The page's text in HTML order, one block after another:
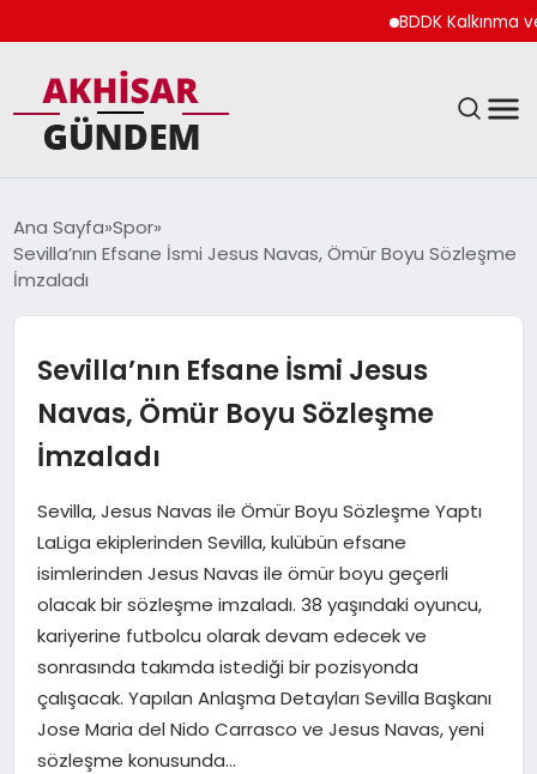
BDDK Kalkınma ve
DÜNYA
TEKNOLOJI
YAŞAM
Ana Sayfa Spor
Sevilla’nın Efsane İsmi Jesus Navas, Ömür Boyu Sözleşme
İmzaladı
Sevilla’nın Efsane İsmi Jesus
Navas, Ömür Boyu Sözleşme
İmzaladı
Sevilla, Jesus Navas ile Ömür Boyu Sözleşme Yaptı
LaLiga ekiplerinden Sevilla, kulübün efsane
isimlerinden Jesus Navas ile ömür boyu geçerli
olacak bir sözleşme imzaladı. 38 yaşındaki oyuncu,
kariyerine futbolcu olarak devam edecek ve
sonrasında takımda istediği bir pozisyonda
çalışacak. Yapılan Anlaşma Detayları Sevilla Başkanı
Jose Maria del Nido Carrasco ve Jesus Navas, yeni
sözleşme konusunda…